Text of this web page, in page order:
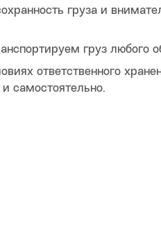
груза и
груз любого
ответственного
самостоятельно.